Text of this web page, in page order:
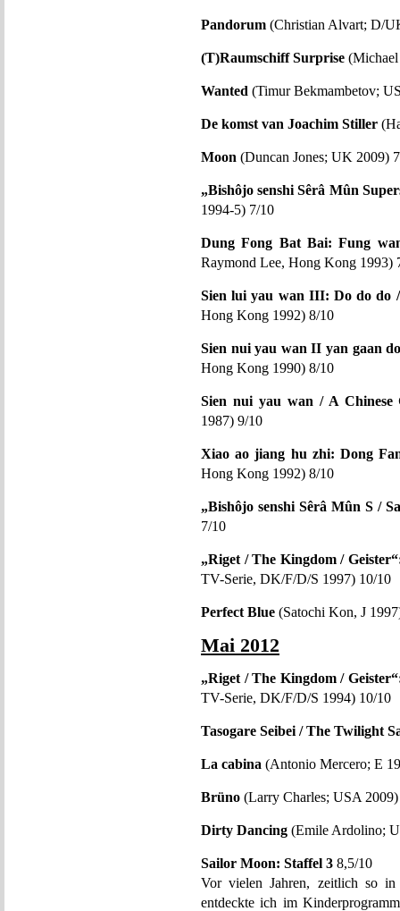
Pandorum (Christian Alvart; D/
(T)Raumschiff Surprise
Wanted (Timur Bekmambetov;
De komst van Joachim Stiller
Moon (Duncan Jones; UK 2009)
„Bishôjo senshi Sêrâ Mûn
1994-5) 7/10
Dung Fong Bat Bai: Fung
Raymond Lee, Hong Kong 1993)
Sien lui yau wan III: Do do do
Hong Kong 1992) 8/10
Sien nui yau wan II yan gaan
Hong Kong 1990) 8/10
Sien nui yau wan / A Chinese
1987) 9/10
Xiao ao jiang hu zhi: Dong
Hong Kong 1992) 8/10
„Bishôjo senshi Sêrâ Mûn S /
7/10
„Riget / The Kingdom /
TV-Serie, DK/F/D/S 1997) 10/10
Perfect Blue (Satochi Kon, J
Mai 2012
„Riget / The Kingdom /
TV-Serie, DK/F/D/S 1994) 10/10
Tasogare Seibei / The Twilight
La cabina (Antonio Mercero; E
Brüno (Larry Charles; USA
Dirty Dancing (Emile Ardolino;
Sailor Moon: Staffel 3 8,5/10
Vor vielen Jahren, zeitlich so in
entdeckte ich im